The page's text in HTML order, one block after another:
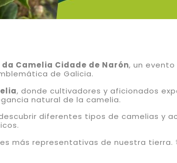
da Camelia Cidade de Narón, un
de Galicia.
, donde cultivadores y aficionados
natural de la camelia.
diferentes tipos de camelias y
más representativas de nuestra tierra.